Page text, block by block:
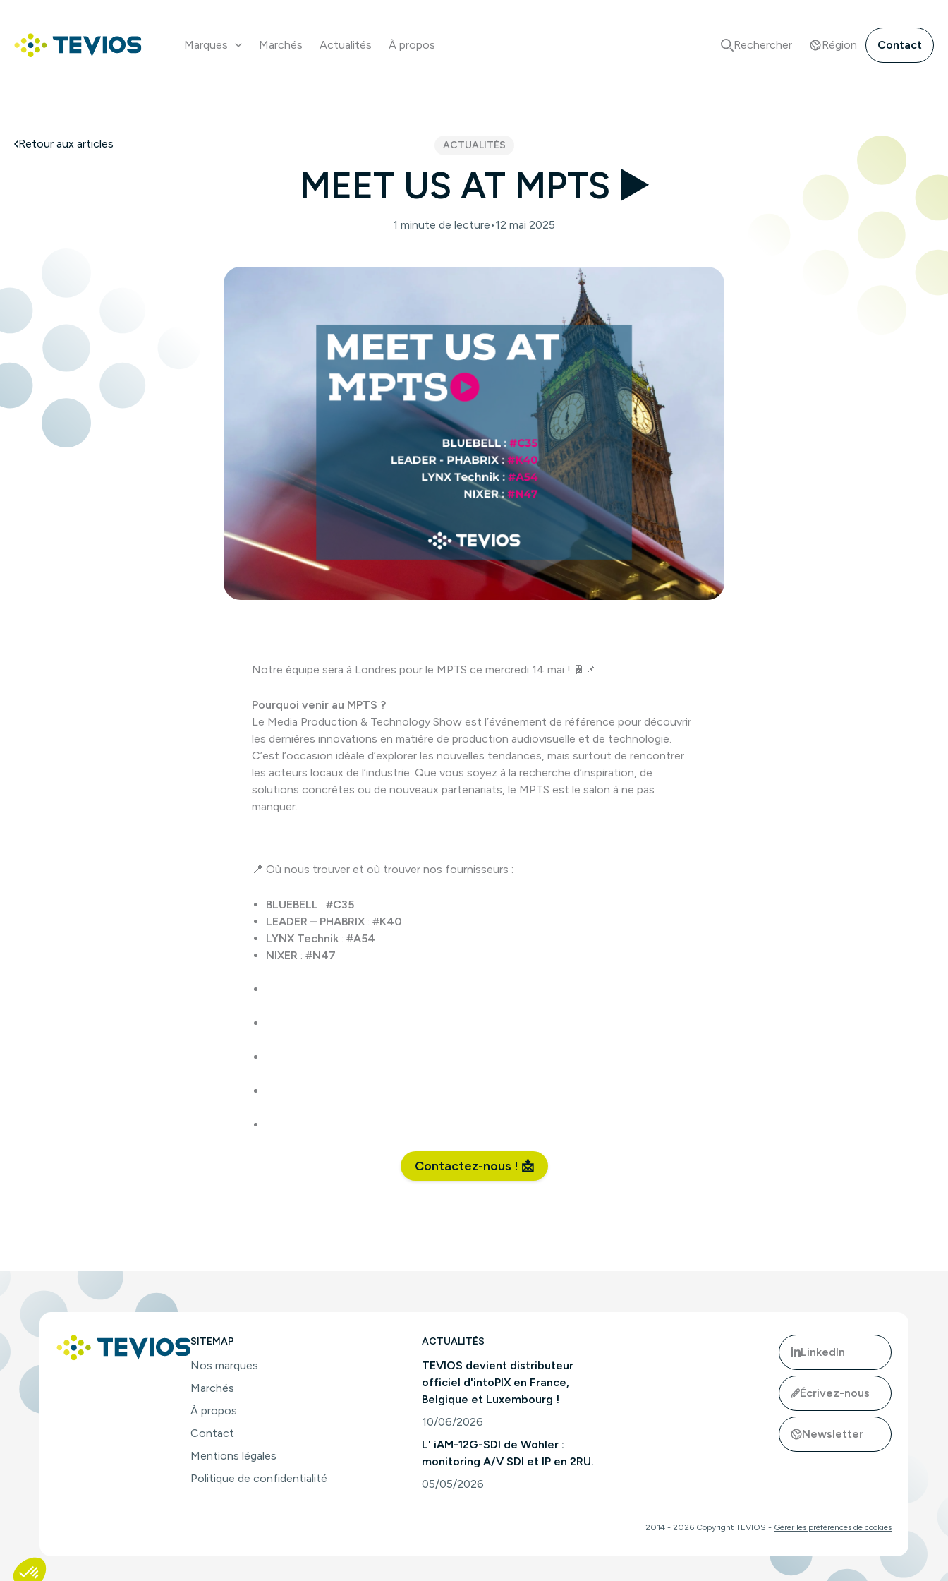
contenu
Marques Marchés Actualités À propos Rechercher Région Contact
MEET US AT MPTS ▶️
Retour aux articles ACTUALITÉS
1 minute de lecture•12 mai 2025
Notre équipe sera à Londres pour le MPTS ce mercredi 14 mai ! 🚆📌
Pourquoi venir au MPTS ?
Le Media Production & Technology Show est l’événement de référence pour découvrir
les dernières innovations en matière de production audiovisuelle et de technologie.
C’est l’occasion idéale d’explorer les nouvelles tendances, mais surtout de rencontrer
les acteurs locaux de l’industrie. Que vous soyez à la recherche d’inspiration, de
solutions concrètes ou de nouveaux partenariats, le MPTS est le salon à ne pas
manquer.
📍 Où nous trouver et où trouver nos fournisseurs :
BLUEBELL : #C35
LEADER – PHABRIX : #K40
LYNX Technik : #A54
NIXER : #N47
Contactez-nous ! 📩
SITEMAP
Nos marques
Marchés
À propos
Contact
Mentions légales
Politique de confidentialité
ACTUALITÉS
TEVIOS devient distributeur
officiel d'intoPIX en France,
Belgique et Luxembourg !
10/06/2026
Consulter l'article "TEVIOS devient distributeur officiel d'intoPIX en France, Belgique et Luxembourg !"
L' iAM-12G-SDI de Wohler :
monitoring A/V SDI et IP en 2RU.
05/05/2026
LinkedIn
Écrivez-nous
Newsletter
2014 - 2026 Copyright TEVIOS - Gérer les préférences de cookies
Notre plateforme vous permet d'adapter et de gérer vos paramètres de confidentialité, en garantissant la conformité avec les réglementations. Personnalisez vos préférences pour